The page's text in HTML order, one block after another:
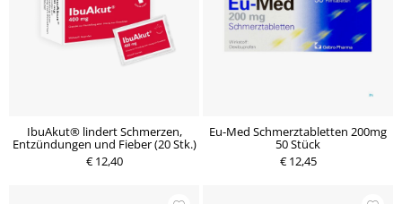
IbuAkut® lindert Schmerzen,
Entzündungen und Fieber (20 Stk.)
€ 12,40
Eu-Med Schmerztabletten 200mg
50 Stück
€ 12,45